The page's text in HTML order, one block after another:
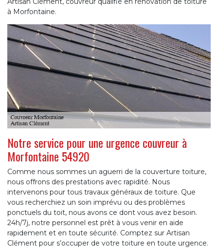
à Morfontaine.
Notre service pour une urgence couvreur à
Morfontaine 54920
Comme nous sommes un aguerri de la couverture toiture,
nous offrons des prestations avec rapidité. Nous
intervenons pour tous travaux généraux de toiture. Que
vous recherchiez un soin imprévu ou des problèmes
ponctuels du toit, nous avons ce dont vous avez besoin.
24h/7j, notre personnel est prêt à vous venir en aide
rapidement et en toute sécurité. Comptez sur Artisan
Clément pour s’occuper de votre toiture en toute urgence.